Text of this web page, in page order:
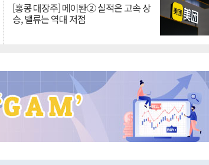
[홍콩 대장주] 메이퇀② 실적은 고속 상
승, 밸류는 역대 저점